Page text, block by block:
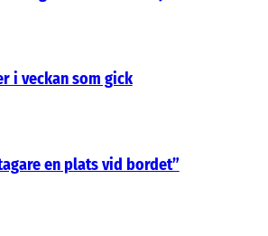
i veckan som gick
en plats vid bordet”